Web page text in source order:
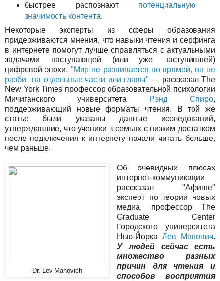
быстрее распознают потенциальную
значимость контента.
Некоторые эксперты из сферы образования
придерживаются мнения, что навыки чтения и серфинга
в интернете помогут лучше справляться с актуальными
задачами наступающей (или уже наступившей)
цифровой эпохи. "Мир не развивается по прямой, он не
разбит на отдельные части или главы" — рассказал The
New York Times профессор образовательной психологии
Мичиганского университета
Рэнд Спиро,
поддерживающий новые форматы чтения. В той же
статье были указаны данные исследований,
утверждавшие, что ученики в семьях с низким достатком
после подключения к интернету начали читать больше,
чем раньше.
Dr. Lev Manovich
Об очевидных плюсах
интернет-коммуникации
рассказал "Афише"
эксперт по теории новых
медиа, профессор The
Graduate Center
Городского университета
Нью-Йорка Лев Манович.
У людей сейчас есть
множество разных
причин для чтения и
способов восприятия